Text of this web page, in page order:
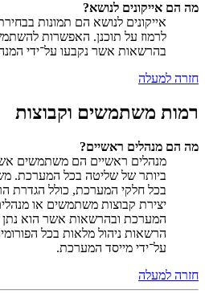
מה הם אייקונים לנושא?
אייקונים לנושא הם תמונות
לרמוז על תוכנן. האפשרות
בהרשאות אשר נקבעו על־ידי
חזרה למעלה
רמות משתמשים וקבוצות
מה הם מנהלים ראשיים?
מנהלים ראשיים הם משתמשים
ביותר של שליטה בכל המערכת.
בכל חלקי המערכת, כולל הגדרת
יצירת קבוצות משתמשים או
המערכת ובהרשאות אשר הוא נתן
הרשאות ניהול מלאות בכל
על־ידי מייסד המערכת.
חזרה למעלה